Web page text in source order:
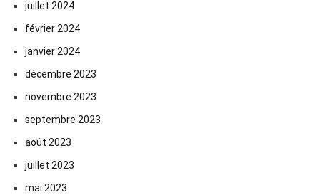
juillet 2024
février 2024
janvier 2024
décembre 2023
novembre 2023
septembre 2023
août 2023
juillet 2023
mai 2023